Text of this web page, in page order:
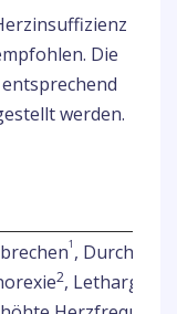
Die
werden.
1 , Durchfall
2, Lethargie